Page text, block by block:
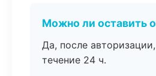
Можно ли оставить
Да, после
течение 24 ч.